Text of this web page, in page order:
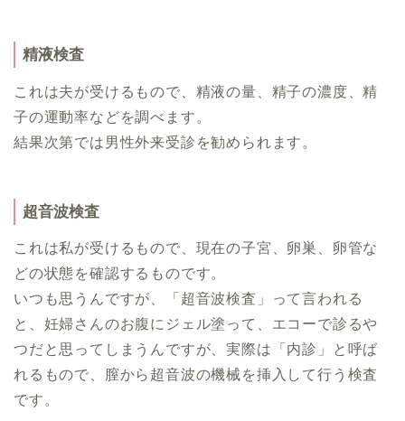
精液検査
これは夫が受けるもので、精液の量、精子の濃度、精
子の運動率などを調べます。
結果次第では男性外来受診を勧められます。
超音波検査
これは私が受けるもので、現在の子宮、卵巣、卵管な
どの状態を確認するものです。
いつも思うんですが、「超音波検査」って言われる
と、妊婦さんのお腹にジェル塗って、エコーで診るや
つだと思ってしまうんですが、実際は「内診」と呼ば
れるもので、膣から超音波の機械を挿入して行う検査
です。